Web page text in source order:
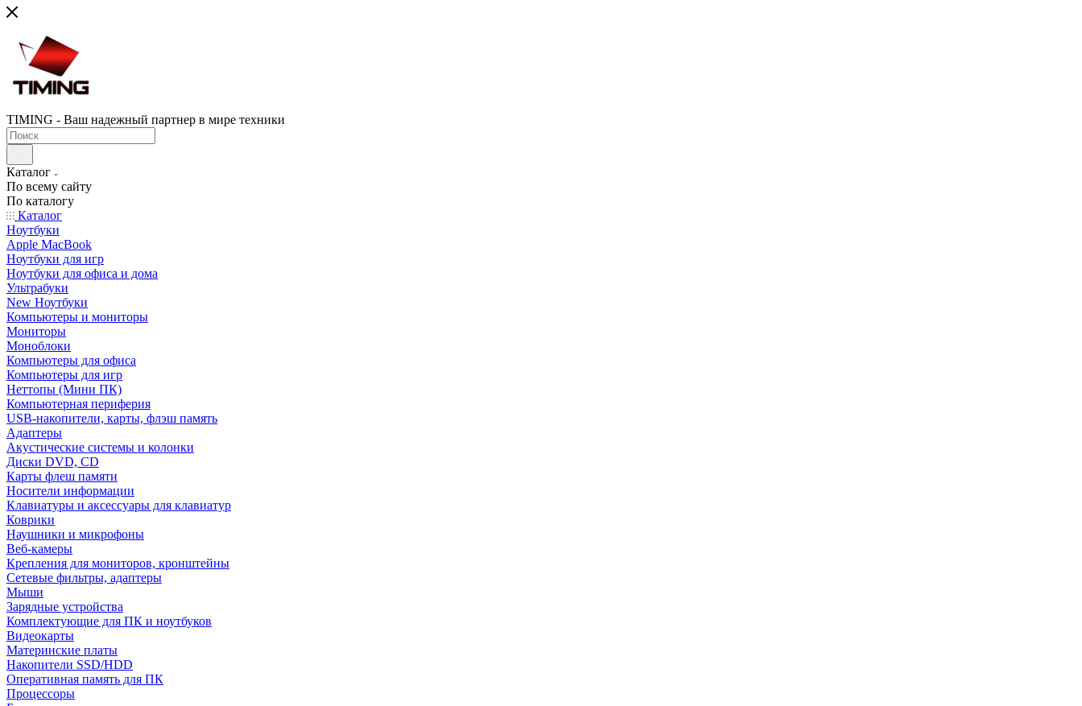
TIMING - Ваш надежный партнер в мире техники
Каталог
По всему сайту
По каталогу
Каталог
Ноутбуки
Apple MacBook
Ноутбуки для игр
Ноутбуки для офиса и дома
Ультрабуки
New Ноутбуки
Компьютеры и мониторы
Мониторы
Моноблоки
Компьютеры для офиса
Компьютеры для игр
Неттопы (Мини ПК)
Компьютерная периферия
USB-накопители, карты, флэш память
Адаптеры
Акустические системы и колонки
Диски DVD, CD
Карты флеш памяти
Носители информации
Клавиатуры и аксессуары для клавиатур
Коврики
Наушники и микрофоны
Веб-камеры
Крепления для мониторов, кронштейны
Сетевые фильтры, адаптеры
Мыши
Зарядные устройства
Комплектующие для ПК и ноутбуков
Видеокарты
Материнские платы
Накопители SSD/HDD
Оперативная память для ПК
Процессоры